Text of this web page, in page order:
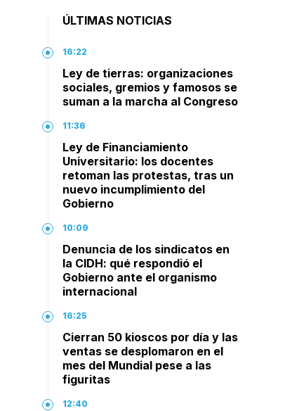
ÚLTIMAS NOTICIAS
16:22
Ley de tierras: organizaciones
sociales, gremios y famosos se
suman a la marcha al Congreso
11:36
Ley de Financiamiento
Universitario: los docentes
retoman las protestas, tras un
nuevo incumplimiento del
Gobierno
10:09
Denuncia de los sindicatos en
la CIDH: qué respondió el
Gobierno ante el organismo
internacional
16:25
Cierran 50 kioscos por día y las
ventas se desplomaron en el
mes del Mundial pese a las
figuritas
12:40